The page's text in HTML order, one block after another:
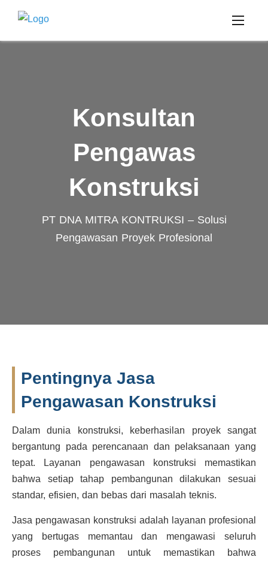
Konsultan
Pengawas
Konstruksi
PT DNA MITRA KONTRUKSI – Solusi
Pengawasan Proyek Profesional
Pentingnya Jasa
Pengawasan Konstruksi
Dalam dunia konstruksi, keberhasilan proyek sangat
bergantung pada perencanaan dan pelaksanaan yang
tepat. Layanan pengawasan konstruksi memastikan
bahwa setiap tahap pembangunan dilakukan sesuai
standar, efisien, dan bebas dari masalah teknis.
Jasa pengawasan konstruksi adalah layanan profesional
yang bertugas memantau dan mengawasi seluruh
proses pembangunan untuk memastikan bahwa